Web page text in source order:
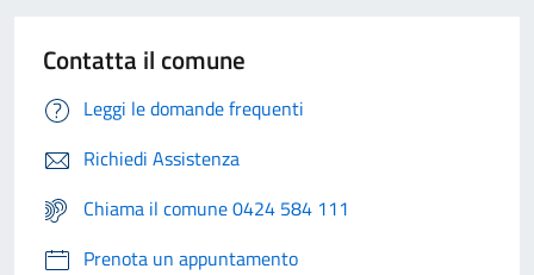
Contatta il comune
Leggi le domande frequenti
Richiedi Assistenza
Chiama il comune 0424 584 111
Prenota un appuntamento